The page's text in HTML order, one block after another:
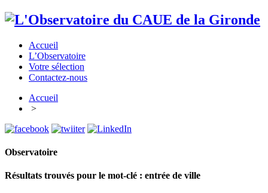
Accueil
L’Observatoire
Votre sélection
Contactez-nous
Accueil
>
Observatoire
Résultats trouvés pour le mot-clé : entrée de ville